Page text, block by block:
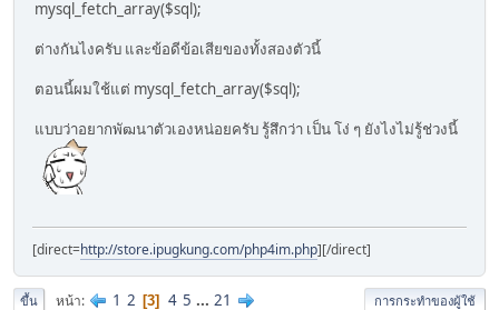
mysql_fetch_array($sql);
ต่างกันไงครับ และข้อดีข้อเสียของทั้งสองตัวนี้
ตอนนี้ผมใช้แต่ mysql_fetch_array($sql);
แบบว่าอยากพัฒนาตัวเองหน่อยครับ รู้สึกว่า เป็น โง่ ๆ ยังไงไม่รู้ช่วงนี้
[direct=http://store.ipugkung.com/php4im.php][/direct]
ขึ้น หน้า 1 2 3 4 5 ... 21 การกระทำของผู้ใช้